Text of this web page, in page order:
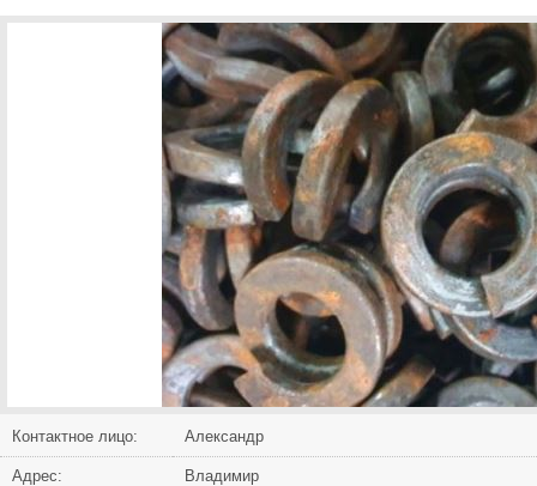
Контактное лицо: Александр
Адрес: Владимир